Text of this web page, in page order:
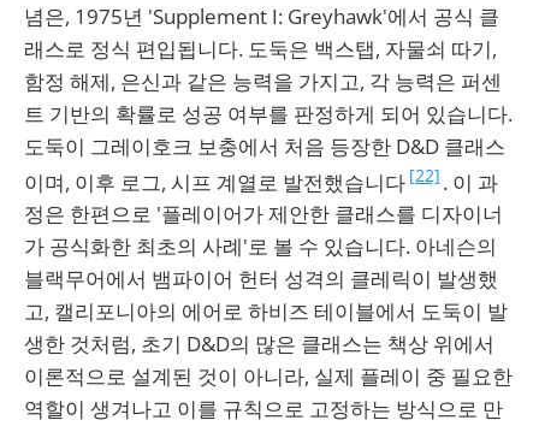
념은, 1975년 'Supplement I: Greyhawk'에서 공식 클
래스로 정식 편입됩니다. 도둑은 백스탭, 자물쇠 따기,
함정 해제, 은신과 같은 능력을 가지고, 각 능력은 퍼센
트 기반의 확률로 성공 여부를 판정하게 되어 있습니다.
도둑이 그레이호크 보충에서 처음 등장한 D&D 클래스
이며, 이후 로그, 시프 계열로 발전했습니다 [22] . 이 과
정은 한편으로 '플레이어가 제안한 클래스를 디자이너
가 공식화한 최초의 사례'로 볼 수 있습니다. 아네슨의
블랙무어에서 뱀파이어 헌터 성격의 클레릭이 발생했
고, 캘리포니아의 에어로 하비즈 테이블에서 도둑이 발
생한 것처럼, 초기 D&D의 많은 클래스는 책상 위에서
이론적으로 설계된 것이 아니라, 실제 플레이 중 필요한
역할이 생겨나고 이를 규칙으로 고정하는 방식으로 만